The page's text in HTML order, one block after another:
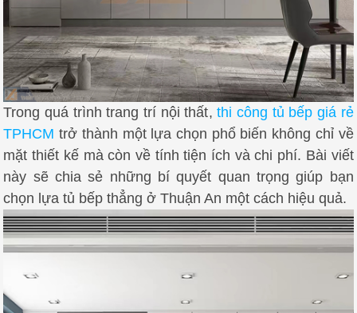
Trong quá trình trang trí nội thất,thi công tủ bếp giá rẻ
TPHCM trở thành một lựa chọn phổ biến không chỉ về
mặt thiết kế mà còn về tính tiện ích và chi phí. Bài viết
này sẽ chia sẻ những bí quyết quan trọng giúp bạn
chọn lựa tủ bếp thẳng ở Thuận An một cách hiệu quả.